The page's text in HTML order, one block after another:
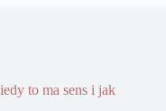
to ma sens i jak